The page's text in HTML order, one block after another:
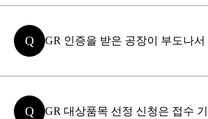
Q GR 인증을 받은 공장이 부도나
Q GR 대상품목 선정 신청은 접수